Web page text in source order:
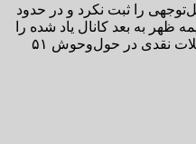
را ثبت نکرد و در حدود
به کار خود پایان داده بود امروز تا ۵۱ هزار و ۱۳۰ تومان بالا رفت؛ اما در نیمه ظهر به بعد کانال یاد شده را
از دست داد و در مرز ۵۱ هزار و ۵۰ هزار و ۹۰۰ تومان معامله شد. همچنین امروز در بازار ارز تهران قیمت دلار با ۵۱ هزار و ۲۵۰ تومان روانه بازار شد و در واپسین ساعات معاملات نقدی در حول‌وحوش ۵۱